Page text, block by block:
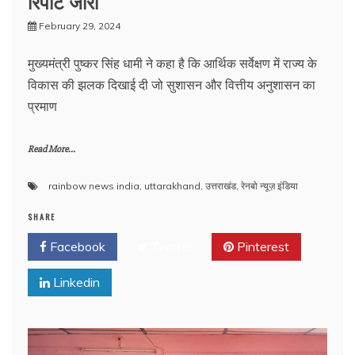
February 29, 2024
मुख्यमंत्री पुष्कर सिंह धामी ने कहा है कि आर्थिक सर्वेक्षण में राज्य के
विकास की झलक दिखाई दी जो सुशासन और वित्तीय अनुशासन का
प्रमाण
Read More...
rainbow news india, uttarakhand, उत्तराखंड, रेनबो न्यूज़ इंडिया
SHARE
Facebook Pinterest
Linkedin